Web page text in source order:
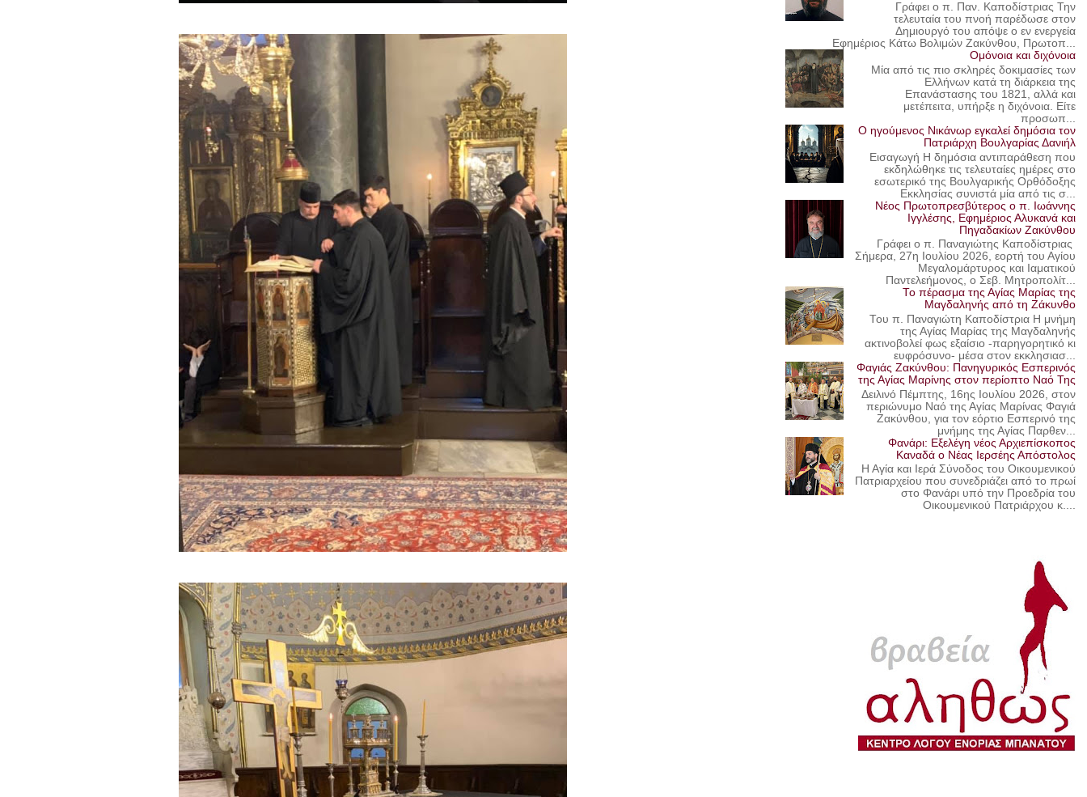
Γράφει ο π. Παν. Καποδίστριας Την
τελευταία του πνοή παρέδωσε στον
Δημιουργό του απόψε ο εν ενεργεία
Εφημέριος Κάτω Βολιμών Ζακύνθου, Πρωτοπ...
Ομόνοια και διχόνοια
Μία από τις πιο σκληρές δοκιμασίες των
Ελλήνων κατά τη διάρκεια της
Επανάστασης του 1821, αλλά και
μετέπειτα, υπήρξε η διχόνοια. Είτε
προσωπ...
Ο ηγούμενος Νικάνωρ εγκαλεί δημόσια τον
Πατριάρχη Βουλγαρίας Δανιήλ
Εισαγωγή Η δημόσια αντιπαράθεση που
εκδηλώθηκε τις τελευταίες ημέρες στο
εσωτερικό της Βουλγαρικής Ορθόδοξης
Εκκλησίας συνιστά μία από τις σ...
Νέος Πρωτοπρεσβύτερος ο π. Ιωάννης
Ιγγλέσης, Εφημέριος Αλυκανά και
Πηγαδακίων Ζακύνθου
Γράφει ο π. Παναγιώτης Καποδίστριας
Σήμερα, 27η Ιουλίου 2026, εορτή του Αγίου
Μεγαλομάρτυρος και Ιαματικού
Παντελεήμονος, ο Σεβ. Μητροπολίτ...
Το πέρασμα της Αγίας Μαρίας της
Μαγδαληνής από τη Ζάκυνθο
Του π. Παναγιώτη Καποδίστρια Η μνήμη
της Αγίας Μαρίας της Μαγδαληνής
ακτινοβολεί φως εξαίσιο -παρηγορητικό κι
ευφρόσυνο- μέσα στον εκκλησιασ...
Φαγιάς Ζακύνθου: Πανηγυρικός Εσπερινός
της Αγίας Μαρίνης στον περίοπτο Ναό Της
Δειλινό Πέμπτης, 16ης Ιουλίου 2026, στον
περιώνυμο Ναό της Αγίας Μαρίνας Φαγιά
Ζακύνθου, για τον εόρτιο Εσπερινό της
μνήμης της Αγίας Παρθεν...
Φανάρι: Εξελέγη νέος Αρχιεπίσκοπος
Καναδά ο Νέας Ιερσέης Απόστολος
Η Αγία και Ιερά Σύνοδος του Οικουμενικού
Πατριαρχείου που συνεδριάζει από το πρωί
στο Φανάρι υπό την Προεδρία του
Οικουμενικού Πατριάρχου κ....